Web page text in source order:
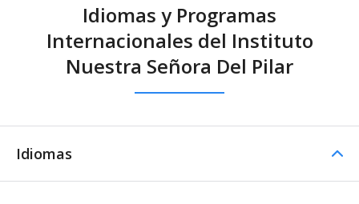
Idiomas y Programas
Internacionales del Instituto
Nuestra Señora Del Pilar
Idiomas